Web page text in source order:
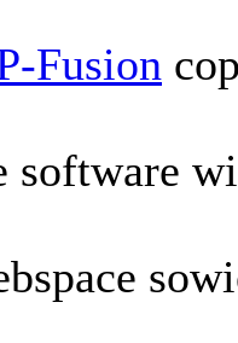
Fusion
software